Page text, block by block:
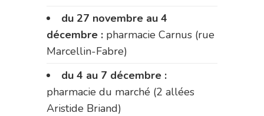
du 27 novembre au 4
décembre : pharmacie Carnus (rue
Marcellin-Fabre)
du 4 au 7 décembre :
pharmacie du marché (2 allées
Aristide Briand)